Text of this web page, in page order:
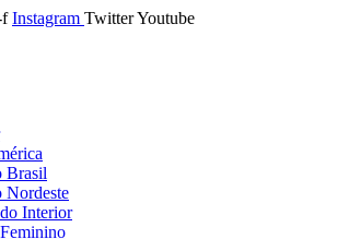
f Instagram TwitterYoutube
Brasil
Nordeste
Interior